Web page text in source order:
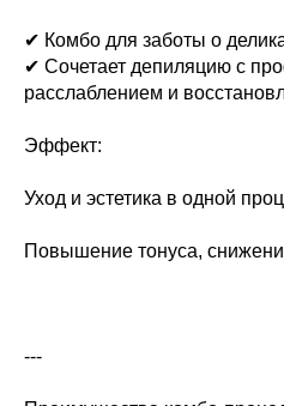
✔ Комбо для заботы о
✔ Сочетает депиляцию с
расслаблением и
Эффект:
Уход и эстетика в одной
Повышение тонуса,
---